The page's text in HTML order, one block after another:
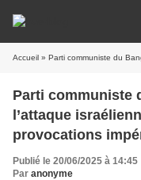
Accueil » Parti communiste du Bangladesh :
Parti communiste
l’attaque
provocations
Publié le 20/06/2025 à 14:45
Par anonyme